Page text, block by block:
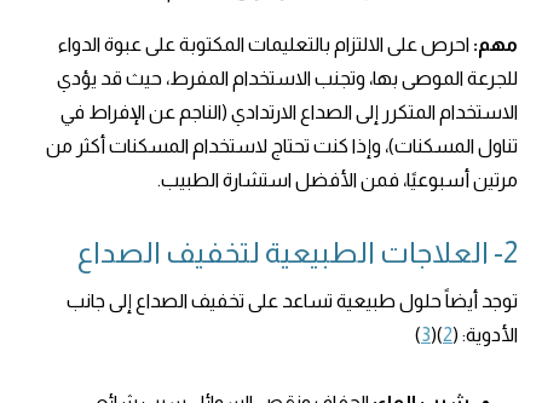
مهم: احرص على الالتزام بالتعليمات المكتوبة على عبوة الدواء
للجرعة الموصى بها، وتجنب الاستخدام المفرط، حيث قد يؤدي
الاستخدام المتكرر إلى الصداع الارتدادي (الناجم عن الإفراط في
تناول المسكنات)، وإذا كنت تحتاج لاستخدام المسكنات أكثر من
مرتين أسبوعيًا، فمن الأفضل استشارة الطبيب.
2- العلاجات الطبيعية لتخفيف الصداع
توجد أيضاً حلول طبيعية تساعد على تخفيف الصداع إلى جانب
الأدوية: (2
)(
3
)